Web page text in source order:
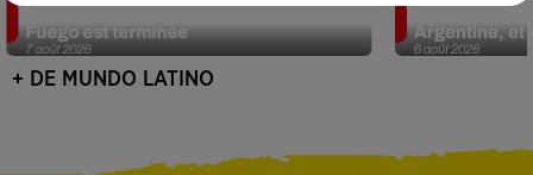
7 août 2026
Guatemala : l'éruption du volcan de
Fuego est terminée
6 août 2026
Le fourmilier
Argentine, et
+ DE MUNDO LATINO